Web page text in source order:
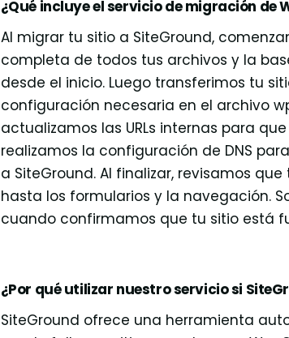
¿Qué incluye el servicio de migración de
Al migrar tu sitio a SiteGround,
completa de todos tus archivos y la
desde el inicio. Luego transferimos tu
configuración necesaria en el archivo
actualizamos las URLs internas para
realizamos la configuración de DNS
a SiteGround. Al finalizar, revisamos
hasta los formularios y la navegación.
cuando confirmamos que tu sitio está
¿Por qué utilizar nuestro servicio si
SiteGround ofrece una herramienta